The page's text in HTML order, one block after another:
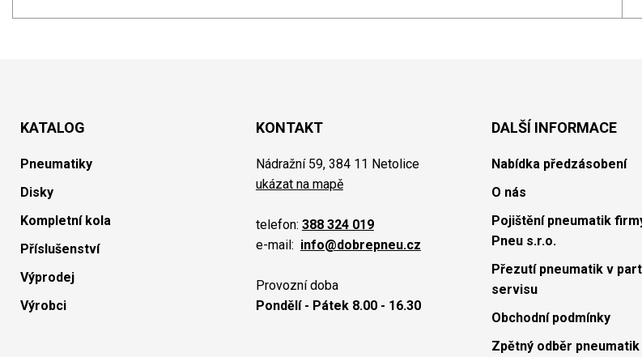
KATALOG
Pneumatiky
Disky
Kompletní kola
Příslušenství
Výprodej
Výrobci
KONTAKT
Nádražní 59, 384 11 Netolice
ukázat na mapě
telefon: 388 324 019
e-mail: info@dobrepneu.cz
Provozní doba
Pondělí - Pátek 8.00 - 16.30
DALŠÍ INFORMACE
Nabídka předzásobení
O nás
Pojištění pneumatik
Pneu s.r.o.
Přezutí pneumatik v
servisu
Obchodní podmínky
Zpětný odběr pneumatik